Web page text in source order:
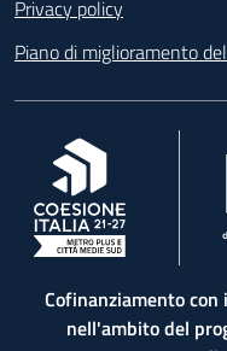
Privacy policy
Piano di miglioramento
, apre in una nuova scheda
Cofinanziamento
nell'ambito del